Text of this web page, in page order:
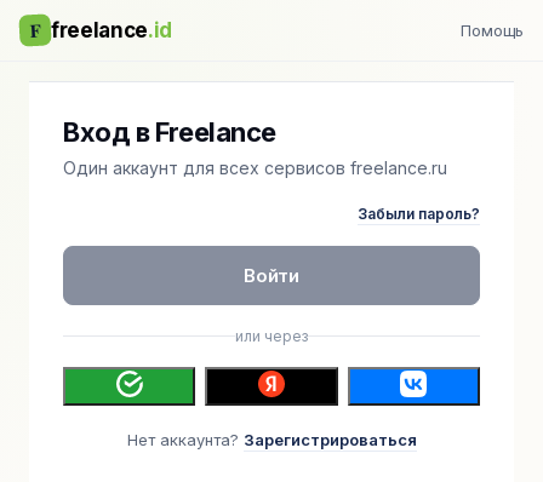
F freelance.id Помощь
Вход в Freelance
Один аккаунт для всех сервисов freelance.ru
Забыли пароль?
Войти
или через
Нет аккаунта? Зарегистрироваться